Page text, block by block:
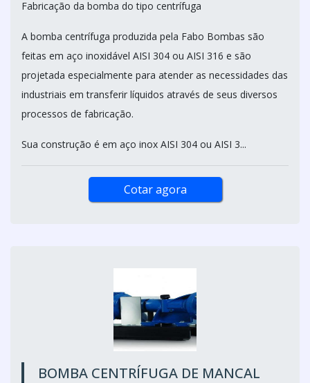
Fabricação da bomba do tipo centrífuga
A bomba centrífuga produzida pela Fabo Bombas são
feitas em aço inoxidável AISI 304 ou AISI 316 e são
projetada especialmente para atender as necessidades das
industriais em transferir líquidos através de seus diversos
processos de fabricação.
Sua construção é em aço inox AISI 304 ou AISI 3...
Cotar agora
BOMBA CENTRÍFUGA DE MANCAL